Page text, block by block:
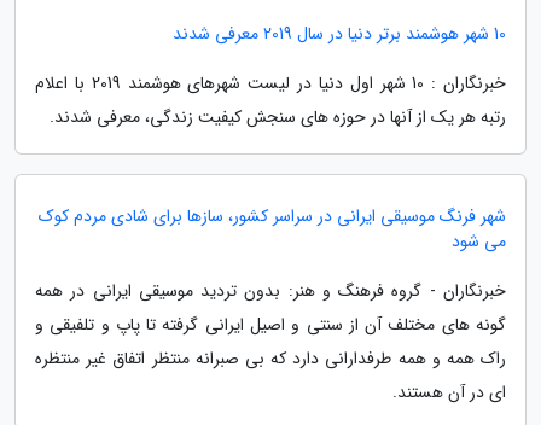
10 شهر هوشمند برتر دنیا در سال 2019 معرفی شدند
خبرنگاران : 10 شهر اول دنیا در لیست شهرهای هوشمند 2019 با اعلام
رتبه هر یک از آنها در حوزه های سنجش کیفیت زندگی، معرفی شدند.
شهر فرنگ موسیقی ایرانی در سراسر کشور، سازها برای شادی مردم کوک
می شود
خبرنگاران - گروه فرهنگ و هنر: بدون تردید موسیقی ایرانی در همه
گونه های مختلف آن از سنتی و اصیل ایرانی گرفته تا پاپ و تلفیقی و
راک همه و همه طرفدارانی دارد که بی صبرانه منتظر اتفاق غیر منتظره
ای در آن هستند.